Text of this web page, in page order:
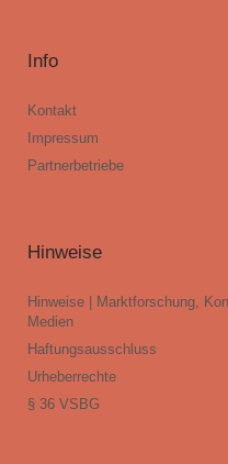
Info
Kontakt
Impressum
Partnerbetriebe
Hinweise
Hinweise | Marktforschung,
Medien
Haftungsausschluss
Urheberrechte
§ 36 VSBG